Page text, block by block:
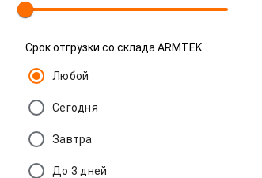
Срок отгрузки со склада ARMTEK
Любой
Сегодня
Завтра
До 3 дней